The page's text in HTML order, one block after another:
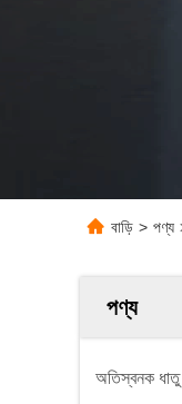
বাড়ি > পণ্য
পণ্য
অতিস্বনক